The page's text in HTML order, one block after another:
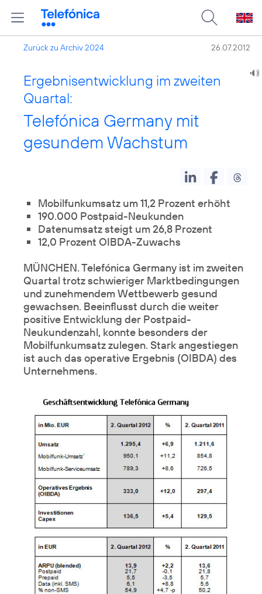
Zurück zu Archiv 2024 26.07.2012
Ergebnisentwicklung im zweiten
Quartal:
Telefónica Germany mit
gesundem Wachstum
Mobilfunkumsatz um 11,2 Prozent erhöht
190.000 Postpaid-Neukunden
Datenumsatz steigt um 26,8 Prozent
12,0 Prozent OIBDA-Zuwachs
MÜNCHEN. Telefónica Germany ist im zweiten
Quartal trotz schwieriger Marktbedingungen
und zunehmendem Wettbewerb gesund
gewachsen. Beeinflusst durch die weiter
positive Entwicklung der Postpaid-
Neukundenzahl, konnte besonders der
Mobilfunkumsatz zulegen. Stark angestiegen
ist auch das operative Ergebnis (OIBDA) des
Unternehmens.